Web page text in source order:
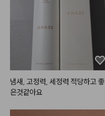
냄새, 고정력, 세정력 적당하고 좋
은것같아요